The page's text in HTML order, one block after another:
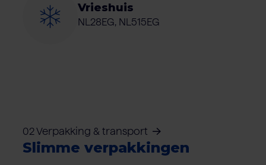
Vrieshuis
NL28EG, NL515EG
02 Verpakking & transport
Slimme verpakkingen